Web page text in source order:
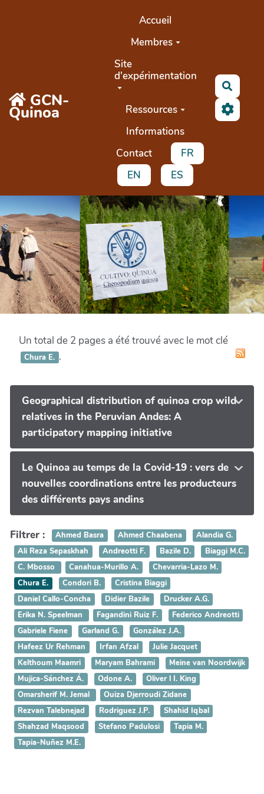
GCN-
Quinoa
Accueil
Membres
Site
d'expérimentation
Ressources
Informations
Contact
FR
EN
ES
Un total de 2 pages a été trouvé avec le mot clé
Chura E. .
Geographical distribution of quinoa crop wild
relatives in the Peruvian Andes: A
participatory mapping initiative
Le Quinoa au temps de la Covid-19 : vers de
nouvelles coordinations entre les producteurs
des différents pays andins
Filtrer : Ahmed Basra Ahmed Chaabena
Alandia G.
Ali Reza Sepaskhah
Andreotti F. Bazile D.
Biaggi M.C.
C. Mbosso
Canahua-Murillo A.
Chevarria-Lazo M.
Chura E.
Condori B.
Cristina Biaggi
Daniel Callo-Concha
Didier Bazile
Drucker A.G.
Erika N. Speelman
Fagandini Ruiz F.
Federico Andreotti
Gabriele Fiene
Garland G.
González J.A.
Hafeez Ur Rehman
Irfan Afzal
Julie Jacquet
Kelthoum Maamri
Maryam Bahrami
Meine van Noordwijk
Mujica-Sánchez Á.
Odone A.
Oliver l I. King
Omarsherif M. Jemal
Ouiza Djerroudi Zidane
Rezvan Talebnejad
Rodriguez J.P.
Shahid Iqbal
Shahzad Maqsood
Stefano Padulosi
Tapia M.
Tapia-Nuñez M.E.